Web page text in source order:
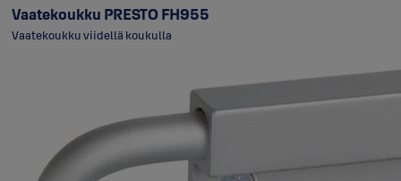
Vaatekoukku PRESTO FH955
Vaatekoukku viidellä koukulla